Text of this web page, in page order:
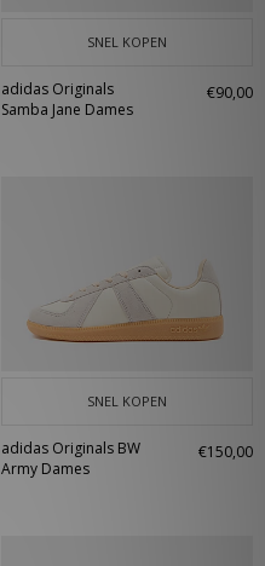
SNEL KOPEN
adidas Originals
Samba Jane Dames
€90,00
SNEL KOPEN
adidas Originals BW
Army Dames
€150,00